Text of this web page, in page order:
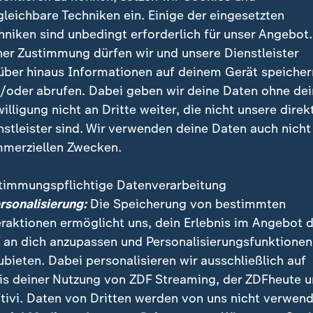
die erste Halbzeit
Werder-Fans quasi eine Heimathmosphäre für
gelingt den Bayerinnen der erste Treffer per
Ball in der 6. Minute ins Eck. Werder spielt in der
nicht wirklich weiter.
Welten vom FC Bayern"
dank harter Arbeit
für Schüller (16.) pariert Werders Torfrau Vivia
2:0 ist sie aber machtlos: Über links kombinierte
Damnjanovic und Carolin Simon vor das
Techniken ein. Einige der eingesetzten
sind unbedingt erforderlich für unser
Zustimmung dürfen wir und unsere Dienstleister
hinaus Informationen auf deinem Gerät
oder abrufen. Dabei geben wir deine Daten ohne
nicht an Dritte weiter, die nicht unsere
sind. Wir verwenden deine Daten auch nicht
Zwecken.
Datenverarbeitung
Die Speicherung von bestimmten
ermöglicht uns, dein Erlebnis im Angebot
an dich anzupassen und Personalisierungsfunktionen
Dabei personalisieren wir ausschließlich auf
deiner Nutzung von ZDF Streaming, der ZDFheute
Daten von Dritten werden von uns nicht